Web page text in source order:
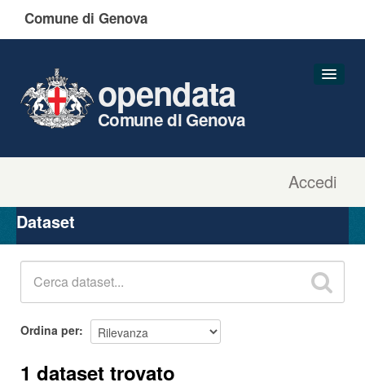
Comune di Genova
Accedi
opendata
Comune di Genova
Organizzazioni
Gruppi
Dataset
Ordina per
1 dataset trovato